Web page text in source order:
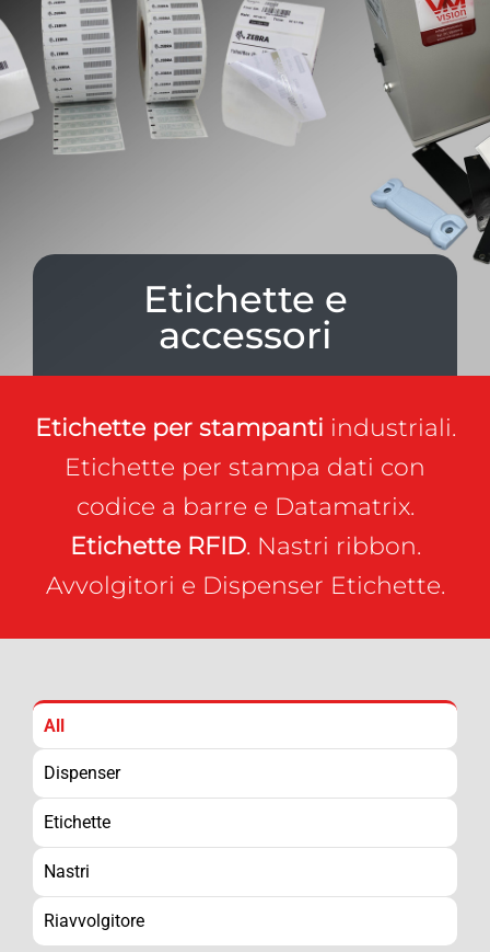
NEWS
AZIENDA
CONTATTI
Etichette e
accessori
Etichette per stampanti industriali.
Etichette per stampa dati con
codice a barre e Datamatrix.
Etichette RFID. Nastri ribbon.
Avvolgitori e Dispenser Etichette.
All
Dispenser
Etichette
Nastri
Riavvolgitore